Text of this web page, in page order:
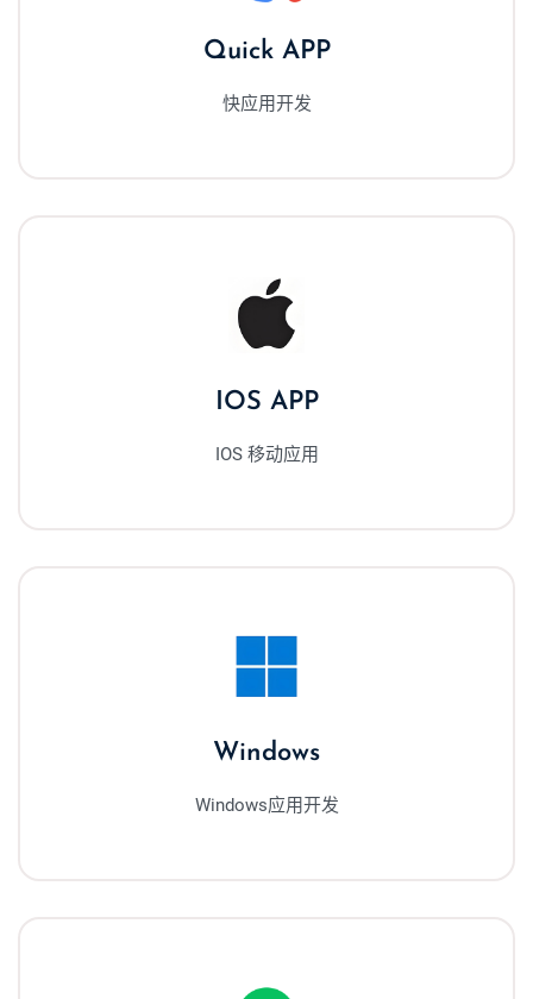
Quick APP
快应用开发
IOS APP
IOS 移动应用
Windows
Windows应用开发